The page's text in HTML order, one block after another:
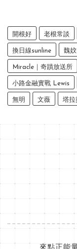
開根好 老根常談
換日線sunline 魏
Miracle｜奇蹟放送所
小路金融實戰 Lewis
無明 文薇 塔拉